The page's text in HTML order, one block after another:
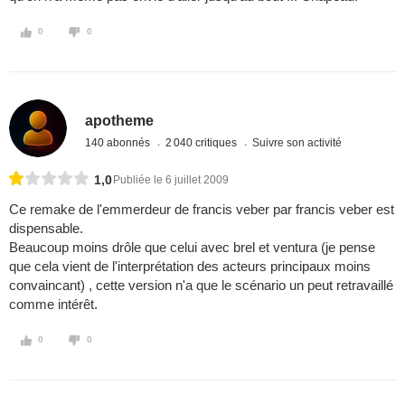
0 0
apotheme
140 abonnés 2 040 critiques Suivre son activité
1,0 Publiée le 6 juillet 2009
Ce remake de l'emmerdeur de francis veber par francis veber est
dispensable.
Beaucoup moins drôle que celui avec brel et ventura (je pense
que cela vient de l'interprétation des acteurs principaux moins
convaincant) , cette version n'a que le scénario un peut retravaillé
comme intérêt.
0 0